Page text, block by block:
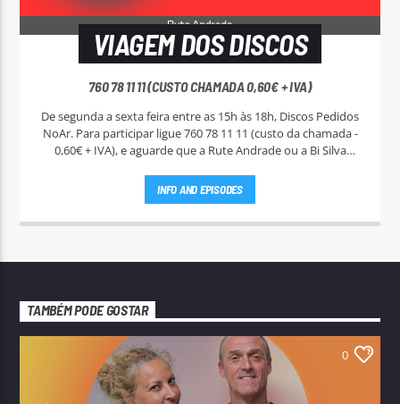
VIAGEM DOS DISCOS
760 78 11 11 (CUSTO CHAMADA 0,60€ + IVA)
De segunda a sexta feira entre as 15h às 18h, Discos Pedidos
NoAr. Para participar ligue 760 78 11 11 (custo da chamada -
0,60€ + IVA), e aguarde que a Rute Andrade ou a Bi Silva
INFO AND EPISODES
TAMBÉM PODE GOSTAR
0